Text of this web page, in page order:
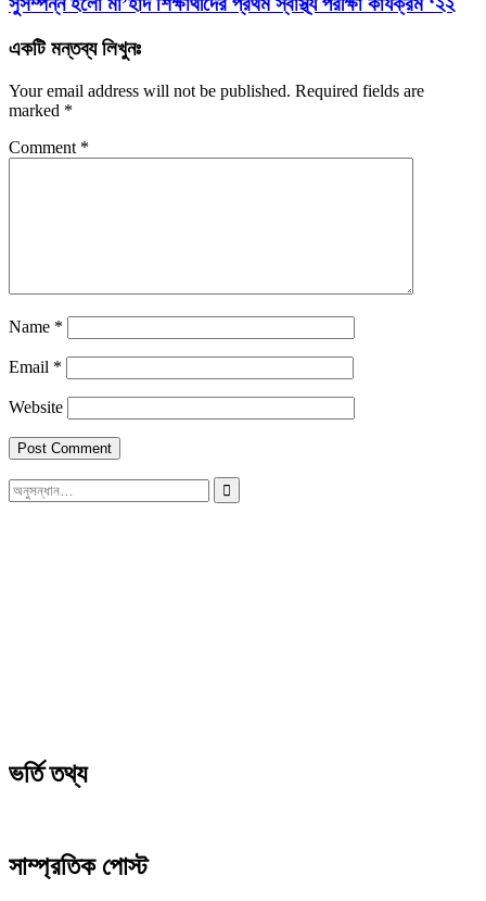
একটি মন্তব্য লিখুনঃ
Your email address will not be published. Required fields are
marked *
Comment *
Name *
Email *
Website
সন্ধান
করাঃ
ভর্তি তথ্য
সাম্প্রতিক পোস্ট